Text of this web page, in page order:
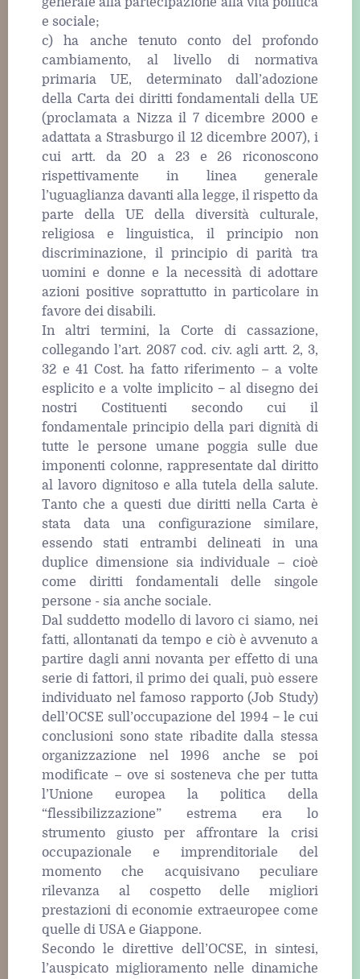
e sociale;
c) ha anche tenuto conto del profondo
cambiamento, al livello di normativa
primaria UE, determinato dall’adozione
della Carta dei diritti fondamentali della UE
(proclamata a Nizza il 7 dicembre 2000 e
adattata a Strasburgo il 12 dicembre 2007), i
cui artt. da 20 a 23 e 26 riconoscono
rispettivamente in linea generale
l’uguaglianza davanti alla legge, il rispetto da
parte della UE della diversità culturale,
religiosa e linguistica, il principio non
discriminazione, il principio di parità tra
uomini e donne e la necessità di adottare
azioni positive soprattutto in particolare in
favore dei disabili.
In altri termini, la Corte di cassazione,
collegando l’art. 2087 cod. civ. agli artt. 2, 3,
32 e 41 Cost. ha fatto riferimento – a volte
esplicito e a volte implicito − al disegno dei
nostri Costituenti secondo cui il
fondamentale principio della pari dignità di
tutte le persone umane poggia sulle due
imponenti colonne, rappresentate dal diritto
al lavoro dignitoso e alla tutela della salute.
Tanto che a questi due diritti nella Carta è
stata data una configurazione similare,
essendo stati entrambi delineati in una
duplice dimensione sia individuale – cioè
come diritti fondamentali delle singole
persone ‒ sia anche sociale.
Dal suddetto modello di lavoro ci siamo, nei
fatti, allontanati da tempo e ciò è avvenuto a
partire dagli anni novanta per effetto di una
serie di fattori, il primo dei quali, può essere
individuato nel famoso rapporto (Job Study)
dell’OCSE sull’occupazione del 1994 − le cui
conclusioni sono state ribadite dalla stessa
organizzazione nel 1996 anche se poi
modificate – ove si sosteneva che per tutta
l’Unione europea la politica della
“flessibilizzazione” estrema era lo
strumento giusto per affrontare la crisi
occupazionale e imprenditoriale del
momento che acquisivano peculiare
rilevanza al cospetto delle migliori
prestazioni di economie extraeuropee come
quelle di USA e Giappone.
Secondo le direttive dell’OCSE, in sintesi,
l’auspicato miglioramento nelle dinamiche